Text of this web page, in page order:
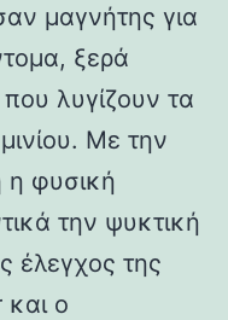
μαγνήτης για
ξερά
λυγίζουν τα
Με την
η φυσική
την ψυκτική
έλεγχος της
ο